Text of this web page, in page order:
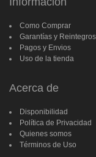
Como Comprar
Garantías y Reintegros
Pagos y Envios
Uso de la tienda
Acerca de
Disponibilidad
Política de Privacidad
Quienes somos
Términos de Uso